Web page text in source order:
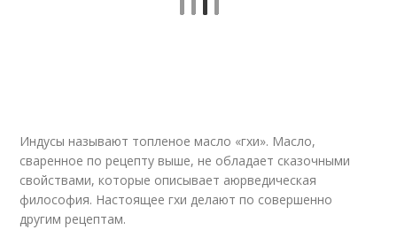
Индусы называют топленое масло «гхи». Масло,
сваренное по рецепту выше, не обладает сказочными
свойствами, которые описывает аюрведическая
философия. Настоящее гхи делают по совершенно
другим рецептам.